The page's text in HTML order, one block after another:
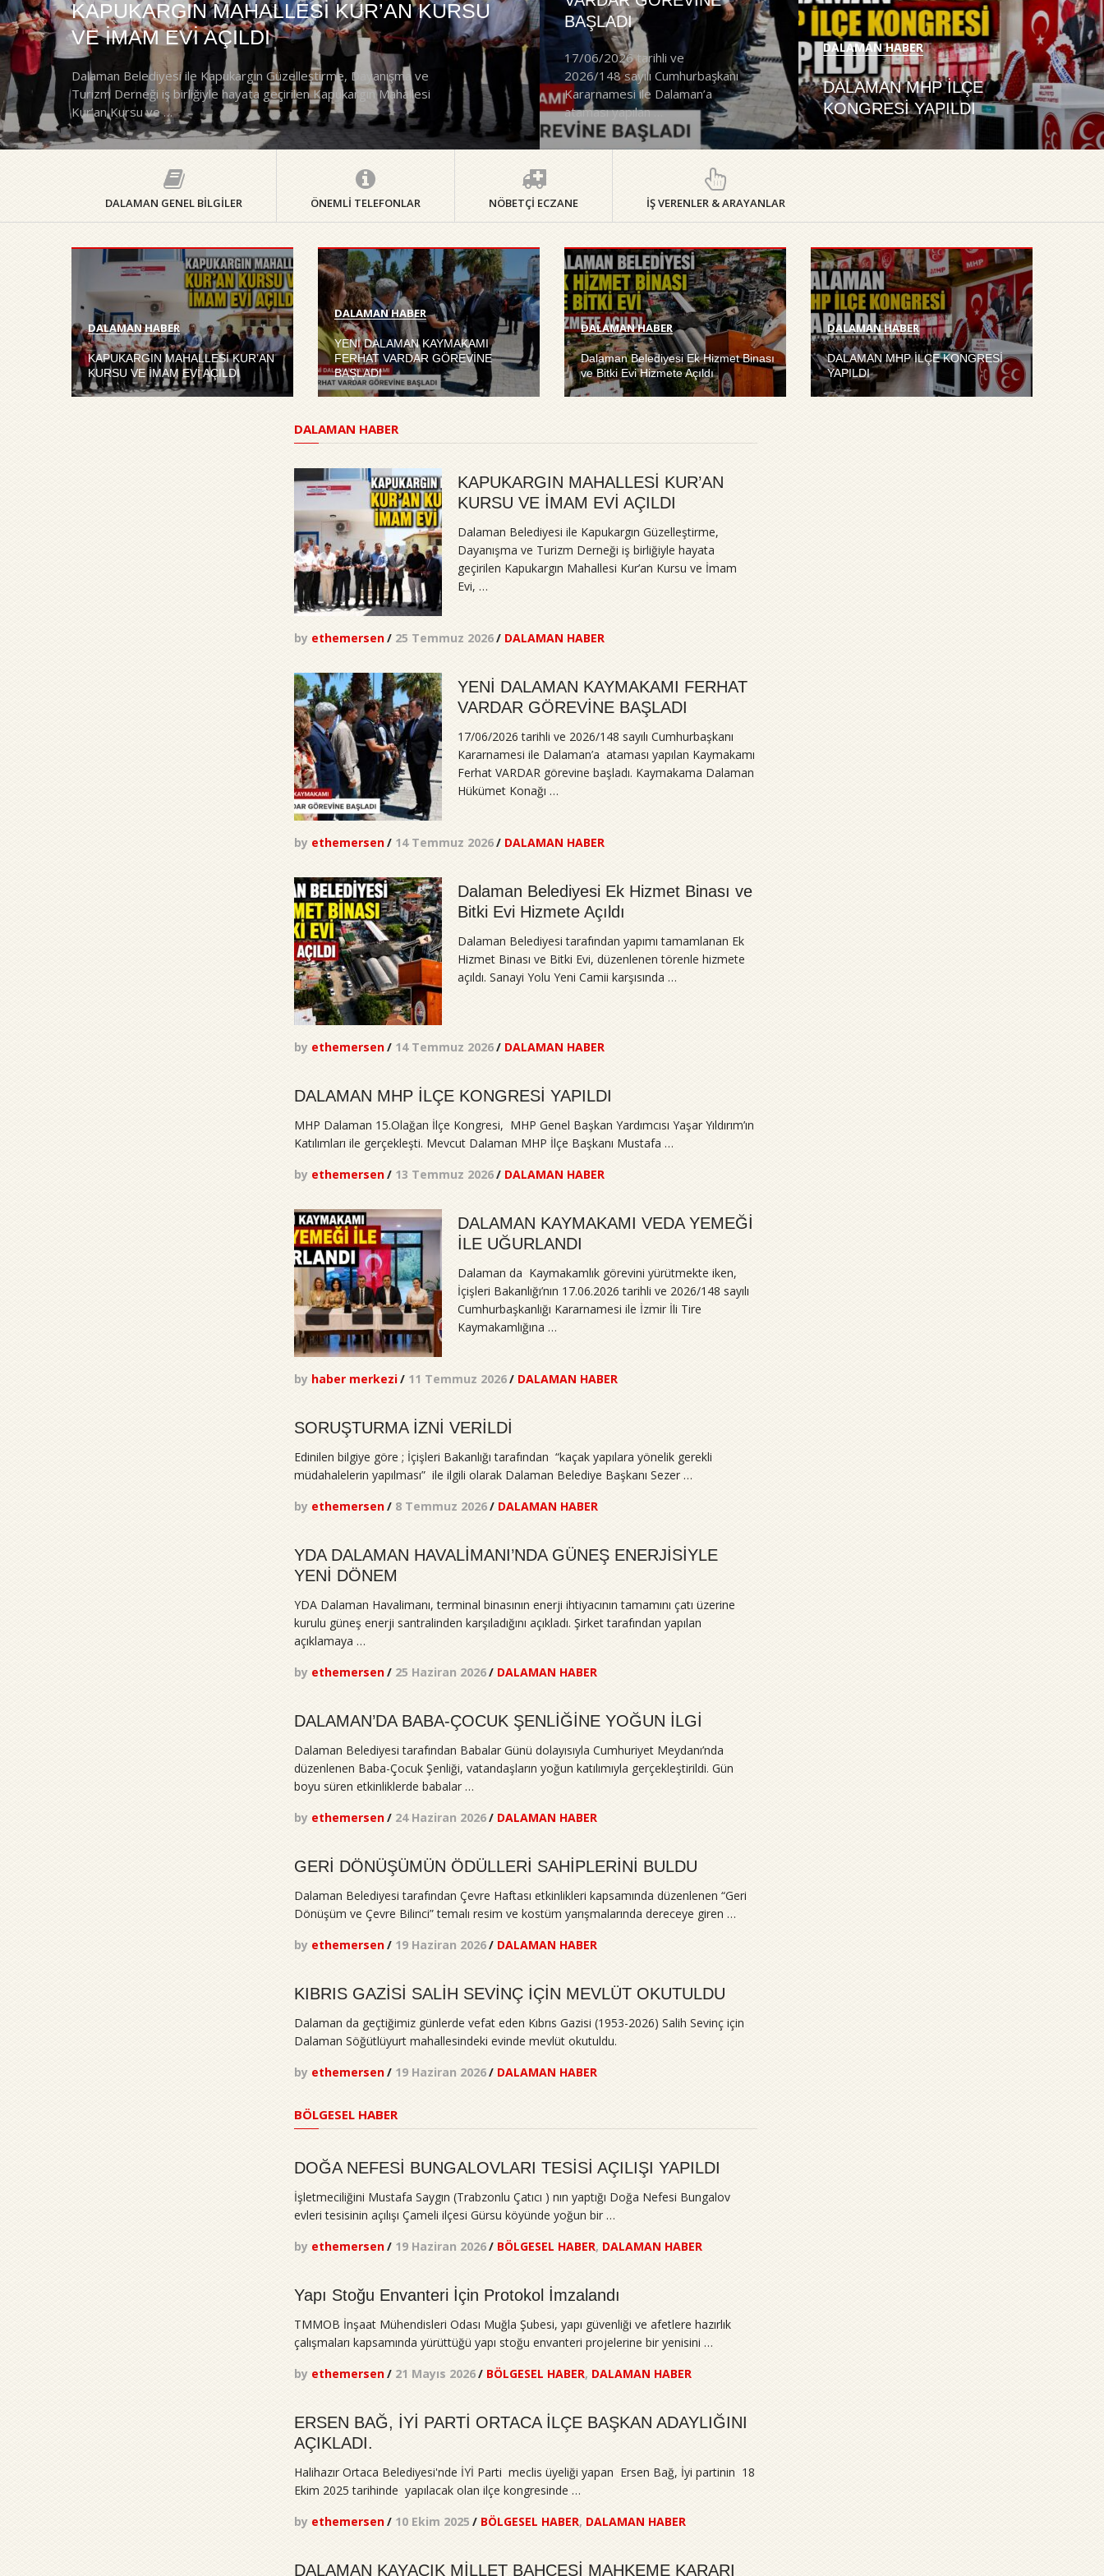
KAPUKARGIN MAHALLESİ KUR’AN KURSU
VE İMAM EVİ AÇILDI
Dalaman Belediyesi ile Kapukargın Güzelleştirme, Dayanışma ve
Turizm Derneği iş birliğiyle hayata geçirilen Kapukargın Mahallesi
Kur’an Kursu ve …
BAŞLADI
17/06/2026 tarihli ve
2026/148 sayılı Cumhurbaşkanı
Kararnamesi ile Dalaman’a
ataması yapılan …
DALAMAN HABER
DALAMAN MHP İLÇE
KONGRESİ YAPILDI
DALAMAN GENEL BİLGİLER ÖNEMLİ TELEFONLAR NÖBETÇİ ECZANE İŞ VERENLER & ARAYANLAR
DALAMAN HABER
KAPUKARGIN MAHALLESİ KUR’AN
KURSU VE İMAM EVİ AÇILDI
DALAMAN HABER
YENİ DALAMAN KAYMAKAMI
FERHAT VARDAR GÖREVİNE
BAŞLADI
DALAMAN HABER
Dalaman Belediyesi Ek Hizmet Binası
ve Bitki Evi Hizmete Açıldı
DALAMAN HABER
DALAMAN MHP İLÇE KONGRESİ
YAPILDI
DALAMAN HABER
KAPUKARGIN MAHALLESİ KUR’AN
KURSU VE İMAM EVİ AÇILDI
Dalaman Belediyesi ile Kapukargın Güzelleştirme,
Dayanışma ve Turizm Derneği iş birliğiyle hayata
geçirilen Kapukargın Mahallesi Kur’an Kursu ve İmam
Evi, …
by ethemersen/ 25 Temmuz 2026/ DALAMAN HABER
YENİ DALAMAN KAYMAKAMI FERHAT
VARDAR GÖREVİNE BAŞLADI
17/06/2026 tarihli ve 2026/148 sayılı Cumhurbaşkanı
Kararnamesi ile Dalaman’a ataması yapılan Kaymakamı
Ferhat VARDAR görevine başladı. Kaymakama Dalaman
Hükümet Konağı …
by ethemersen/ 14 Temmuz 2026/ DALAMAN HABER
Dalaman Belediyesi Ek Hizmet Binası ve
Bitki Evi Hizmete Açıldı
Dalaman Belediyesi tarafından yapımı tamamlanan Ek
Hizmet Binası ve Bitki Evi, düzenlenen törenle hizmete
açıldı. Sanayi Yolu Yeni Camii karşısında …
by ethemersen/ 14 Temmuz 2026/ DALAMAN HABER
DALAMAN MHP İLÇE KONGRESİ YAPILDI
MHP Dalaman 15.Olağan İlçe Kongresi, MHP Genel Başkan Yardımcısı Yaşar Yıldırım’ın
Katılımları ile gerçekleşti. Mevcut Dalaman MHP İlçe Başkanı Mustafa …
by ethemersen/ 13 Temmuz 2026/ DALAMAN HABER
DALAMAN KAYMAKAMI VEDA YEMEĞİ
İLE UĞURLANDI
Dalaman da Kaymakamlık görevini yürütmekte iken,
İçişleri Bakanlığı’nın 17.06.2026 tarihli ve 2026/148 sayılı
Cumhurbaşkanlığı Kararnamesi ile İzmir İli Tire
Kaymakamlığına …
by haber merkezi/ 11 Temmuz 2026/ DALAMAN HABER
SORUŞTURMA İZNİ VERİLDİ
Edinilen bilgiye göre ; İçişleri Bakanlığı tarafından “kaçak yapılara yönelik gerekli
müdahalelerin yapılması” ile ilgili olarak Dalaman Belediye Başkanı Sezer …
by ethemersen/ 8 Temmuz 2026/ DALAMAN HABER
YDA DALAMAN HAVALİMANI’NDA GÜNEŞ ENERJİSİYLE
YENİ DÖNEM
YDA Dalaman Havalimanı, terminal binasının enerji ihtiyacının tamamını çatı üzerine
kurulu güneş enerji santralinden karşıladığını açıkladı. Şirket tarafından yapılan
açıklamaya …
by ethemersen/ 25 Haziran 2026/ DALAMAN HABER
DALAMAN’DA BABA-ÇOCUK ŞENLİĞİNE YOĞUN İLGİ
Dalaman Belediyesi tarafından Babalar Günü dolayısıyla Cumhuriyet Meydanı’nda
düzenlenen Baba-Çocuk Şenliği, vatandaşların yoğun katılımıyla gerçekleştirildi. Gün
boyu süren etkinliklerde babalar …
by ethemersen/ 24 Haziran 2026/ DALAMAN HABER
GERİ DÖNÜŞÜMÜN ÖDÜLLERİ SAHİPLERİNİ BULDU
Dalaman Belediyesi tarafından Çevre Haftası etkinlikleri kapsamında düzenlenen “Geri
Dönüşüm ve Çevre Bilinci” temalı resim ve kostüm yarışmalarında dereceye giren …
by ethemersen/ 19 Haziran 2026/ DALAMAN HABER
KIBRIS GAZİSİ SALİH SEVİNÇ İÇİN MEVLÜT OKUTULDU
Dalaman da geçtiğimiz günlerde vefat eden Kıbrıs Gazisi (1953-2026) Salih Sevinç için
Dalaman Söğütlüyurt mahallesindeki evinde mevlüt okutuldu.
by ethemersen/ 19 Haziran 2026/ DALAMAN HABER
BÖLGESEL HABER
DOĞA NEFESİ BUNGALOVLARI TESİSİ AÇILIŞI YAPILDI
İşletmeciliğini Mustafa Saygın (Trabzonlu Çatıcı ) nın yaptığı Doğa Nefesi Bungalov
evleri tesisinin açılışı Çameli ilçesi Gürsu köyünde yoğun bir …
by ethemersen/ 19 Haziran 2026/ BÖLGESEL HABER, DALAMAN HABER
Yapı Stoğu Envanteri İçin Protokol İmzalandı
TMMOB İnşaat Mühendisleri Odası Muğla Şubesi, yapı güvenliği ve afetlere hazırlık
çalışmaları kapsamında yürüttüğü yapı stoğu envanteri projelerine bir yenisini …
by ethemersen/ 21 Mayıs 2026/ BÖLGESEL HABER, DALAMAN HABER
ERSEN BAĞ, İYİ PARTİ ORTACA İLÇE BAŞKAN ADAYLIĞINI
AÇIKLADI.
Halihazır Ortaca Belediyesi'nde İYİ Parti meclis üyeliği yapan Ersen Bağ, İyi partinin 18
Ekim 2025 tarihinde yapılacak olan ilçe kongresinde …
by ethemersen/ 10 Ekim 2025 / BÖLGESEL HABER, DALAMAN HABER
DALAMAN KAYACIK MİLLET BAHÇESİ MAHKEME KARARI